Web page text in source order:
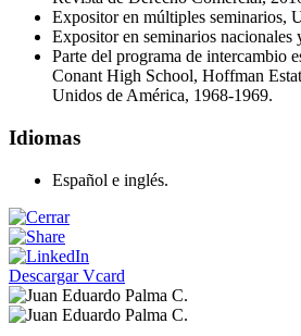
Expositor en múltiples seminarios,
Expositor en seminarios nacionales
Parte del programa de intercambio
Conant High School, Hoffman
Unidos de América, 1968-1969.
Idiomas
Español e inglés.
Descargar Vcard